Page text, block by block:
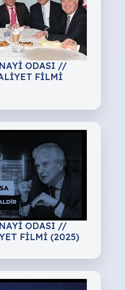
ODASI //
FİLMİ
ODASI //
FİLMİ (2025)